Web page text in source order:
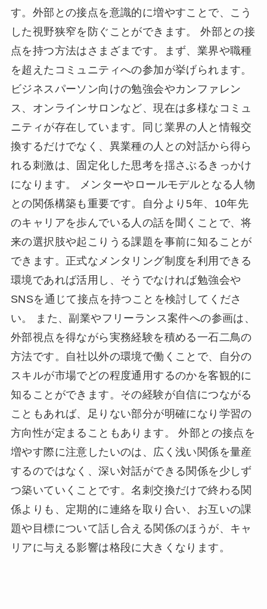
す。外部との接点を意識的に増やすことで、こう
した視野狭窄を防ぐことができます。 外部との接
点を持つ方法はさまざまです。まず、業界や職種
を超えたコミュニティへの参加が挙げられます。
ビジネスパーソン向けの勉強会やカンファレン
ス、オンラインサロンなど、現在は多様なコミュ
ニティが存在しています。同じ業界の人と情報交
換するだけでなく、異業種の人との対話から得ら
れる刺激は、固定化した思考を揺さぶるきっかけ
になります。 メンターやロールモデルとなる人物
との関係構築も重要です。自分より5年、10年先
のキャリアを歩んでいる人の話を聞くことで、将
来の選択肢や起こりうる課題を事前に知ることが
できます。正式なメンタリング制度を利用できる
環境であれば活用し、そうでなければ勉強会や
SNSを通じて接点を持つことを検討してくださ
い。 また、副業やフリーランス案件への参画は、
外部視点を得ながら実務経験を積める一石二鳥の
方法です。自社以外の環境で働くことで、自分の
スキルが市場でどの程度通用するのかを客観的に
知ることができます。その経験が自信につながる
こともあれば、足りない部分が明確になり学習の
方向性が定まることもあります。 外部との接点を
増やす際に注意したいのは、広く浅い関係を量産
するのではなく、深い対話ができる関係を少しず
つ築いていくことです。名刺交換だけで終わる関
係よりも、定期的に連絡を取り合い、お互いの課
題や目標について話し合える関係のほうが、キャ
リアに与える影響は格段に大きくなります。